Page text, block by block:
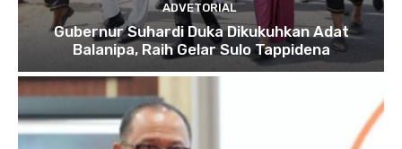
ADVETORIAL
Gubernur Suhardi Duka Dikukuhkan Adat
Balanipa, Raih Gelar Sulo Tappidena